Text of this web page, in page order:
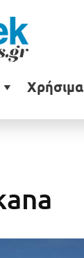
Χρήσιμα